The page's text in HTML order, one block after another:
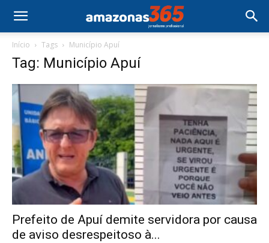
Início Tags Município Apuí
Tag: Município Apuí
Prefeito de Apuí demite servidora por causa
de aviso desrespeitoso à...